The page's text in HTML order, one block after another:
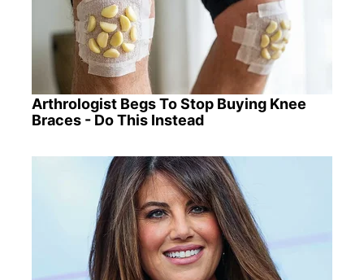
Arthrologist Begs To Stop Buying Knee
Braces - Do This Instead